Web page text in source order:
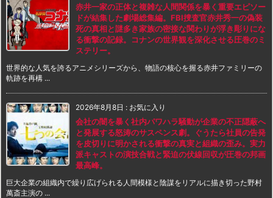
赤井一家の正体と複雑な人間関係を暴く重要エピソー
ドが結集した劇場総集編。FBI捜査官赤井秀一の偽装
死の真相と謎多き家族の密接な関わりが浮き彫りにな
る衝撃の記録。コナンの世界観を深化させる圧巻のミ
ステリー。
世界的な人気を誇るアニメシリーズから、物語の核心を握る赤井ファミリーの
軌跡を再構 ...
2026年8月8日 : お気に入り
会社の闇を暴く社内パワハラ騒動が企業の不正隠蔽へ
と発展する怒涛のサスペンス劇。ぐうたら社員の告発
を皮切りに明かされる衝撃の真実と組織の歪み。実力
派キャストの演技合戦と緊迫の伏線回収が圧巻の邦画
最高峰。
巨大企業の組織内で繰り広げられる人間模様と陰謀をリアルに描き切った野村
萬斎主演の ...